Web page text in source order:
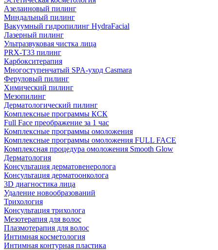
Азелаиновый пилинг
Миндальный пилинг
Вакуумный гидропилинг HydraFacial
Лазерный пилинг
Ультразвуковая чистка лица
PRX-T33 пилинг
Карбокситерапия
Многоступенчатый SPA-уход Сasmara
Феруловый пилинг
Химический пилинг
Мезопилинг
Дерматологический пилинг
Комплексные программы КСК
Full Face преображение за 1 час
Комплексные программы омоложения
Комплексные программы омоложения FULL FACE
Комплексная процедура омоложения Smooth Glow
Дерматология
Консультация дерматовенеролога
Консультация дерматоонколога
3D диагностика лица
Удаление новообразований
Трихология
Консультация трихолога
Мезотерапия для волос
Плазмотерапия для волос
Интимная косметология
Интимная контурная пластика